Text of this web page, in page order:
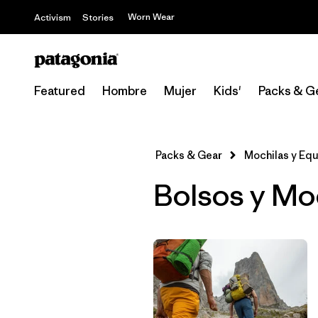
Activism Stories Worn Wear
Featured Hombre Mujer Kids' Packs &
Packs & Gear Mochilas y
Bolsos y